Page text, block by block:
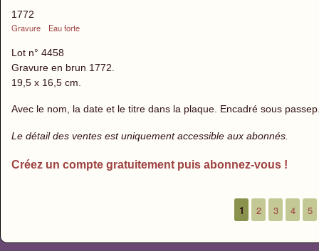
1772
Gravure
Eau forte
Lot n° 4458
Gravure en brun 1772.
19,5 x 16,5 cm.
Avec le nom, la date et le titre dans la plaque. Encadré sous
Le détail des ventes est uniquement accessible aux abonnés.
Créez un compte gratuitement puis abonnez-vous !
1 2 3 4 5